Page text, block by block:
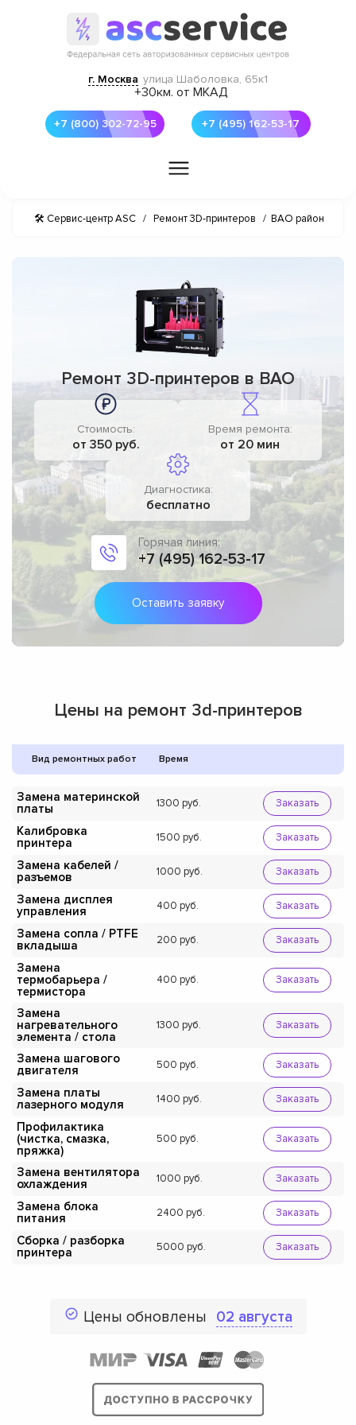
г. Москва улица Шаболовка, 65к1
+30км. от МКАД
+7 (800) 302-72-95 +7 (495) 162-53-17
🛠 Сервис-центр ASC / Ремонт 3D-принтеров / ВАО район
Ремонт 3D-принтеров в ВАО
Стоимость:
от 350 руб.
Время ремонта:
от 20 мин
Диагностика:
бесплатно
Горячая линия:
+7 (495) 162-53-17
Оставить заявку
Цены на ремонт 3d-принтеров
Вид ремонтных работ Время
Замена материнской
платы
1300 Заказать
Калибровка
принтера
1500 Заказать
Замена кабелей /
разъемов
1000 Заказать
Замена дисплея
управления
400 Заказать
Замена сопла / PTFE
вкладыша
200 Заказать
Замена
термобарьера /
термистора
400 Заказать
Замена
нагревательного
элемента / стола
1300 Заказать
Замена шагового
двигателя
500 Заказать
Замена платы
лазерного модуля
1400 Заказать
Профилактика
(чистка, смазка,
пряжка)
500 Заказать
Замена вентилятора
охлаждения
1000 Заказать
Замена блока
питания
2400 Заказать
Сборка / разборка
принтера
5000 Заказать
Цены обновлены 02 августа